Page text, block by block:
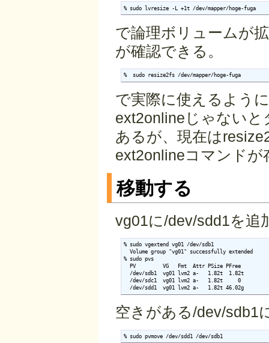
% sudo lvresize -L +1t /dev/mapper/hoge-fuga
で論理ボリュームが
が確認できる。
%  sudo resize2fs /dev/mapper/hoge-fuga
で実際に使えるよう
ext2onlineじゃない
あるが、現在は
ext2onlineコマンド
移動する
vg01に/dev/sdd1を追
% sudo vgextend vg01 /dev/sdb1
  Volume group "vg01" successfully extended
% sudo pvs
  PV         VG   Fmt  Attr PSize PFree
  /dev/sdb1  vg01 lvm2 a-   1.82t  1.82t
  /dev/sdc1  vg01 lvm2 a-   1.82t     0
空きがある/dev/sdb1
% sudo pvmove /dev/sdd1 /dev/sdb1